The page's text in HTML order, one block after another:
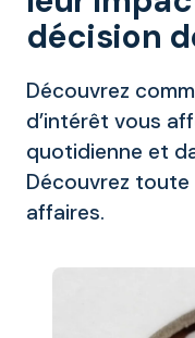
décision
Découvrez
d’intérêt vous
quotidienne et
Découvrez toute
affaires.